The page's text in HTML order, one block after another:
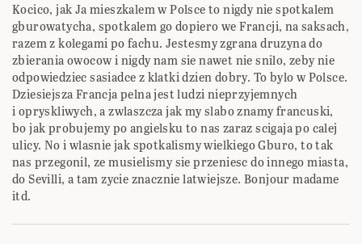
Kocico, jak Ja mieszkalem w Polsce to nigdy nie spotkalem
gburowatycha, spotkalem go dopiero we Francji, na saksach,
razem z kolegami po fachu. Jestesmy zgrana druzyna do
zbierania owocow i nigdy nam sie nawet nie snilo, zeby nie
odpowiedziec sasiadce z klatki dzien dobry. To bylo w Polsce.
Dziesiejsza Francja pelna jest ludzi nieprzyjemnych
i opryskliwych, a zwlaszcza jak my slabo znamy francuski,
bo jak probujemy po angielsku to nas zaraz scigaja po calej
ulicy. No i wlasnie jak spotkalismy wielkiego Gburo, to tak
nas przegonil, ze musielismy sie przeniesc do innego miasta,
do Sevilli, a tam zycie znacznie latwiejsze. Bonjour madame
itd.